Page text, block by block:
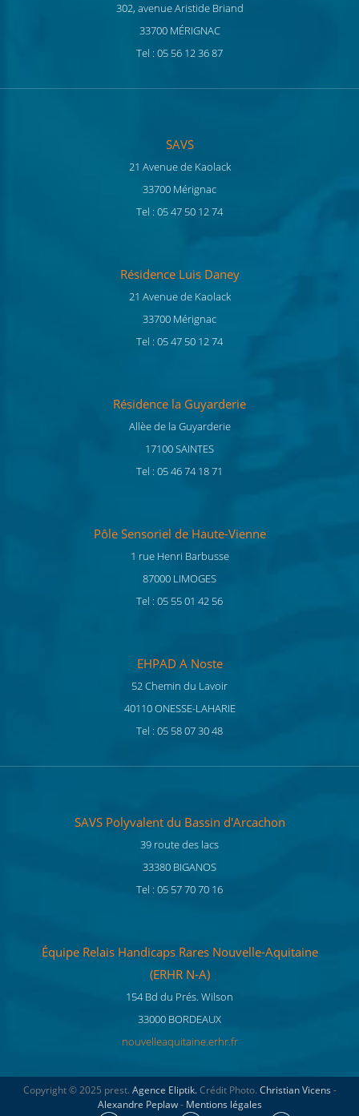
302, avenue Aristide Briand
33700 MÉRIGNAC
Tel : 05 56 12 36 87
SAVS
21 Avenue de Kaolack
33700 Mérignac
Tel : 05 47 50 12 74
Résidence Luis Daney
21 Avenue de Kaolack
33700 Mérignac
Tel : 05 47 50 12 74
Résidence la Guyarderie
Allèe de la Guyarderie
17100 SAINTES
Tel : 05 46 74 18 71
Pôle Sensoriel de Haute-Vienne
1 rue Henri Barbusse
87000 LIMOGES
Tel : 05 55 01 42 56
EHPAD A Noste
52 Chemin du Lavoir
40110 ONESSE-LAHARIE
Tel : 05 58 07 30 48
SAVS Polyvalent du Bassin d'Arcachon
39 route des lacs
33380 BIGANOS
Tel : 05 57 70 70 16
Équipe Relais Handicaps Rares Nouvelle-Aquitaine
(ERHR N-A)
154 Bd du Prés. Wilson
33000 BORDEAUX
nouvelleaquitaine.erhr.fr
Copyright © 2025 prest. Agence Eliptik.Crédit Photo. Christian Vicens -
Alexandre Peplaw- Mentions légales